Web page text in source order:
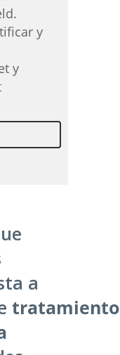
y
y
a
tratamiento